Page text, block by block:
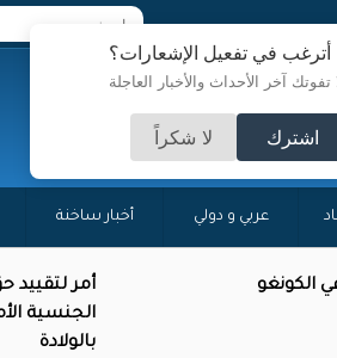
أترغب في تفعيل الإشعارات؟
آخر الأحداث والأخبار العاجلة
اشترك لا شكراً
عربي و دولي أخبار ساخنة
الكونغو
أمر لتقييد
الجنسية
بالولادة